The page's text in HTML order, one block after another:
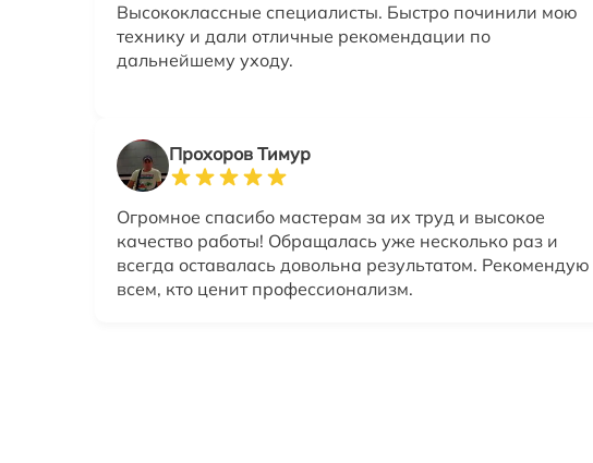
Высококлассные специалисты. Быстро починили мою
технику и дали отличные рекомендации по
дальнейшему уходу.
Прохоров Тимур
Огромное спасибо мастерам за их труд и высокое
качество работы! Обращалась уже несколько раз и
всегда оставалась довольна результатом. Рекомендую
всем, кто ценит профессионализм.